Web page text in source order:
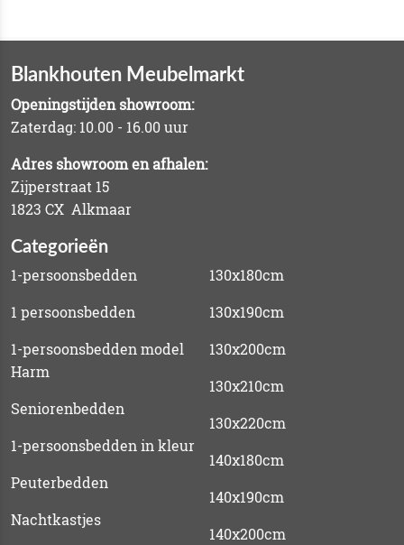
Blankhouten Meubelmarkt
Openingstijden showroom:
Zaterdag: 10.00 - 16.00 uur
Adres showroom en afhalen:
Zijperstraat 15
1823 CX Alkmaar
Categorieën
1-persoonsbedden
1 persoonsbedden
1-persoonsbedden model
Harm
Seniorenbedden
1-persoonsbedden in kleur
Peuterbedden
Nachtkastjes
130x180cm
130x190cm
130x200cm
130x210cm
130x220cm
140x180cm
140x190cm
140x200cm